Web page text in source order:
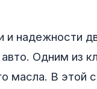
и надежности
Одним из
масла. В этой